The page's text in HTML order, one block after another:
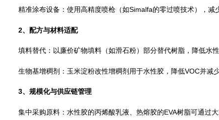
精准涂布设备：使用高精度喷枪（如Simalfa的零过喷技术），减
2、配方与材料适配
填料替代：以廉价矿物填料（如滑石粉）部分替代树脂，降低水性
生物基增稠剂：玉米淀粉改性增稠剂用于水性胶，降低VOC并减少
3、规模化与供应链管理
集中采购原料：水性胶的丙烯酸乳液、热熔胶的EVA树脂可通过大